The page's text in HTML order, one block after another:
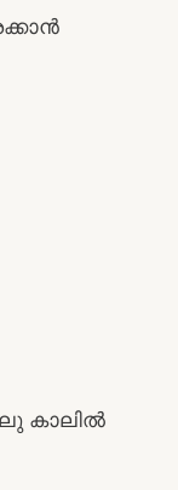
കാലിൽ